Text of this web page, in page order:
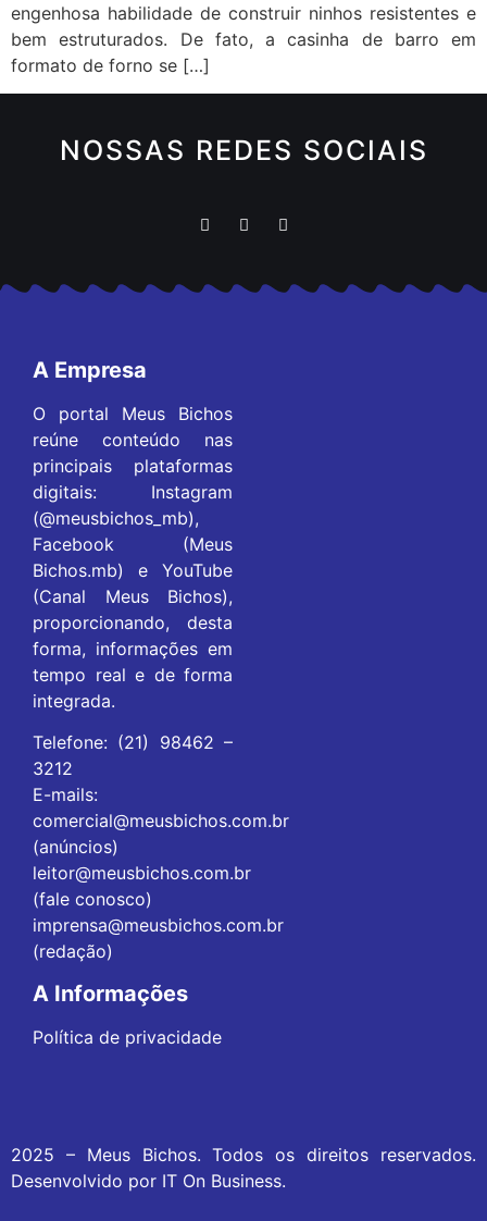
engenhosa habilidade de construir ninhos resistentes e
bem estruturados. De fato, a casinha de barro em
formato de forno se […]
NOSSAS REDES SOCIAIS
A Empresa
O portal Meus Bichos
reúne conteúdo nas
principais plataformas
digitais: Instagram
(@meusbichos_mb),
Facebook (Meus
Bichos.mb) e YouTube
(Canal Meus Bichos),
proporcionando, desta
forma, informações em
tempo real e de forma
integrada.
Telefone: (21) 98462 –
3212
E-mails:
comercial@meusbichos.com.br
(anúncios)
leitor@meusbichos.com.br
(fale conosco)
imprensa@meusbichos.com.br
(redação)
A Informações
Política de privacidade
2025 – Meus Bichos. Todos os direitos reservados.
Desenvolvido por IT On Business.